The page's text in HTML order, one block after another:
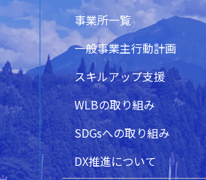
事業所一覧
一般事業主行動計画
スキルアップ支援
WLBの取り組み
SDGsへの取り組み
DX推進について